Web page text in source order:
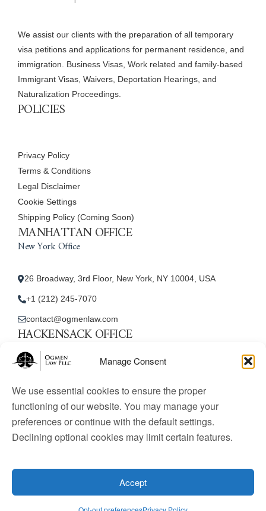
Manage Consent
We use essential cookies to ensure the proper
functioning of our website. You may manage your
preferences or continue with the default settings.
Declining optional cookies may limit certain features.
Accept
We assist our clients with the preparation of all temporary
visa petitions and applications for permanent residence, and
immigration. Business Visas, Work related and family-based
Immigrant Visas, Waivers, Deportation Hearings, and
Naturalization Proceedings.
POLICIES
Privacy Policy
Terms & Conditions
Legal Disclaimer
Cookie Settings
Shipping Policy (Coming Soon)
MANHATTAN OFFICE
New York Office
26 Broadway, 3rd Floor, New York, NY 10004, USA
+1 (212) 245-7070
contact@ogmenlaw.com
HACKENSACK OFFICE
New Jersey Office
contact@ogmenlaw.com
content is for informational purposes only and does not
constitute legal advice.